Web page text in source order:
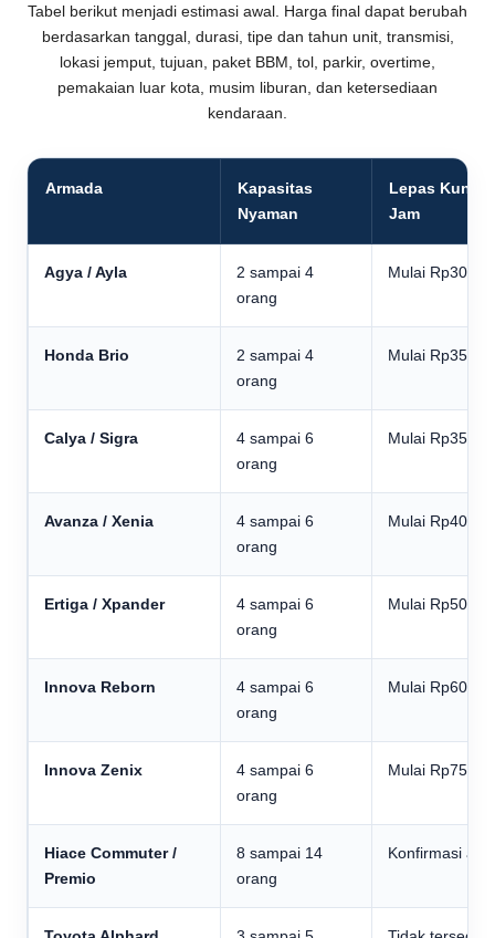
Tabel berikut menjadi estimasi awal. Harga final dapat berubah
berdasarkan tanggal, durasi, tipe dan tahun unit, transmisi,
lokasi jemput, tujuan, paket BBM, tol, parkir, overtime,
pemakaian luar kota, musim liburan, dan ketersediaan
kendaraan.
Armada
Kapasitas
Nyaman
Lepas Kunci
Jam
Agya / Ayla
2 sampai 4
orang
Mulai
Honda Brio
2 sampai 4
orang
Mulai
Calya / Sigra
4 sampai 6
orang
Mulai
Avanza / Xenia
4 sampai 6
orang
Mulai
Ertiga / Xpander
4 sampai 6
orang
Mulai
Innova Reborn
4 sampai 6
orang
Mulai
Innova Zenix
4 sampai 6
orang
Mulai
Hiace Commuter /
Premio
8 sampai 14
orang
Konfirmasi